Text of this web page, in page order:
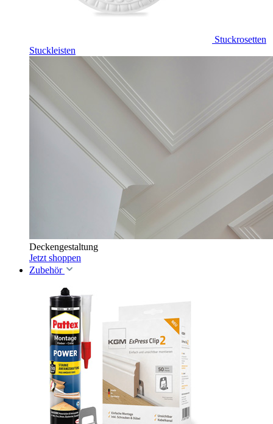
Stuckrosetten
Stuckleisten
Deckengestaltung
Jetzt shoppen
Zubehör